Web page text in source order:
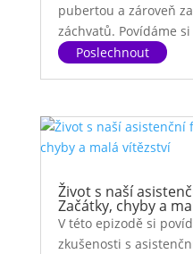
pubertou a zároveň
záchvatů. Povídáme si
Život s naší
Začátky, chyby a
V této epizodě si
zkušenosti s